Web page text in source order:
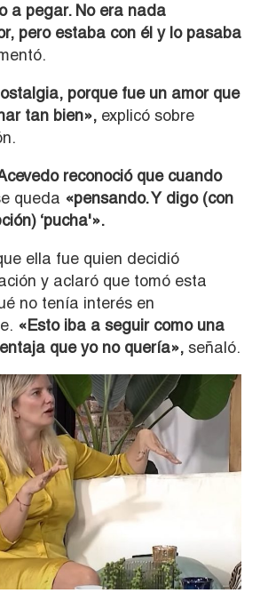
a pegar. No era nada
pero estaba con él y lo pasaba
porque fue un amor que
tan bien», explicó sobre
reconoció que cuando
queda «pensando. Y digo (con
‘pucha'».
ella fue quien decidió
y aclaró que tomó esta
no tenía interés en
«Esto iba a seguir como una
que yo no quería», señaló.